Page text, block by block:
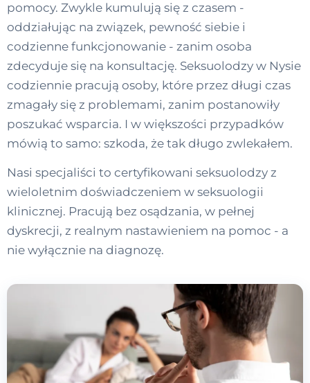
pomocy. Zwykle kumulują się z czasem -
oddziałując na związek, pewność siebie i
codzienne funkcjonowanie - zanim osoba
zdecyduje się na konsultację. Seksuolodzy w Nysie
codziennie pracują osoby, które przez długi czas
zmagały się z problemami, zanim postanowiły
poszukać wsparcia. I w większości przypadków
mówią to samo: szkoda, że tak długo zwlekałem.
Nasi specjaliści to certyfikowani seksuolodzy z
wieloletnim doświadczeniem w seksuologii
klinicznej. Pracują bez osądzania, w pełnej
dyskrecji, z realnym nastawieniem na pomoc - a
nie wyłącznie na diagnozę.